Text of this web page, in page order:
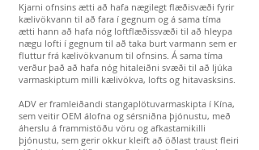
Kjarni ofnsins ætti að hafa nægilegt flæðisvæði fyrir
kælivökvann til að fara í gegnum og á sama tíma
ætti hann að hafa nóg loftflæðissvæði til að hleypa
nægu lofti í gegnum til að taka burt varmann sem er
fluttur frá kælivökvanum til ofnsins. Á sama tíma
verður það að hafa nóg hitaleiðni svæði til að ljúka
varmaskiptum milli kælivökva, lofts og hitavasksins.
ADV er framleiðandi stangaplötuvarmaskipta í Kína,
sem veitir OEM álofna og sérsniðna þjónustu, með
áherslu á frammistöðu vöru og afkastamikilli
þjónustu, sem gerir okkur kleift að öðlast traust fleiri